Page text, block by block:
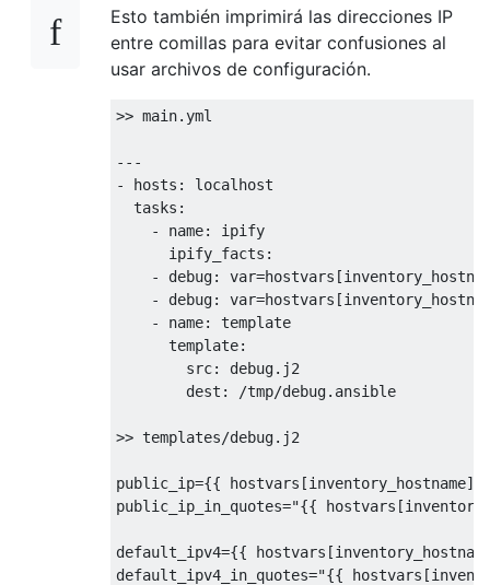
Esto también imprimirá las direcciones IP
entre comillas para evitar confusiones al
usar archivos de configuración.
>> main.yml
---
- hosts: localhost
  tasks:
    - name: ipify
      ipify_facts:
- debug:
- debug:
    - name: template
      template:
        src: debug.j2
        dest: /tmp/debug.ansible
>> templates/debug.j2
public_ip={{
public_ip_in_quotes="{{
default_ipv4={{
default_ipv4_in_quotes="{{